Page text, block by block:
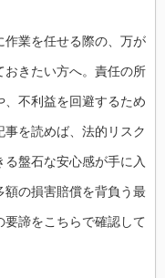
作業を任せる際の、万が
きたい方へ。責任の所
不利益を回避するため
を読めば、法的リスク
盤石な安心感が手に入
額の損害賠償を背負う最
諦をこちらで確認して